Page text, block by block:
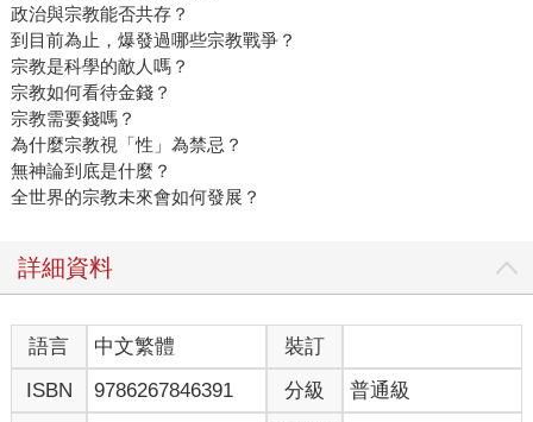
政治與宗教能否共存？
到目前為止，爆發過哪些宗教戰爭？
宗教是科學的敵人嗎？
宗教如何看待金錢？
宗教需要錢嗎？
為什麼宗教視「性」為禁忌？
無神論到底是什麼？
全世界的宗教未來會如何發展？
詳細資料
語言 中文繁體
裝訂
ISBN
9786267846391 分級 普通級